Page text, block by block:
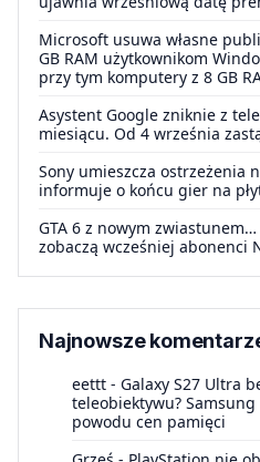
Microsoft usuwa własne
GB RAM użytkownikom
przy tym komputery z 8 GB
Asystent Google zniknie z
miesiącu. Od 4 września
Sony umieszcza ostrzeżenia
informuje o końcu gier na
GTA 6 z nowym
zobaczą wcześniej abonenci
Najnowsze
eettt - Galaxy S27 Ultra
teleobiektywu?
powodu cen pamięci